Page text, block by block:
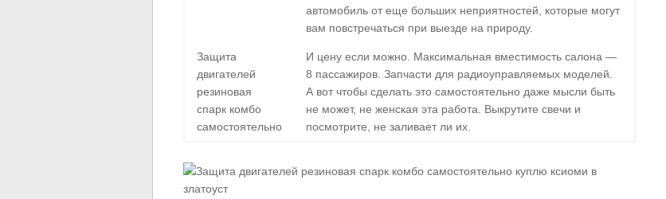
автомобиль от еще больших неприятностей, которые могут
вам повстречаться при выезде на природу.
Защита
двигателей
резиновая
спарк комбо
самостоятельно
И цену если можно. Максимальная вместимость салона —
8 пассажиров. Запчасти для радиоуправляемых моделей.
А вот чтобы сделать это самостоятельно даже мысли быть
не может, не женская эта работа. Выкрутите свечи и
посмотрите, не заливает ли их.